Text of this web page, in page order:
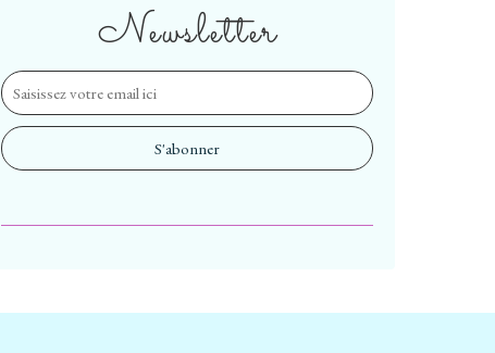
Newsletter